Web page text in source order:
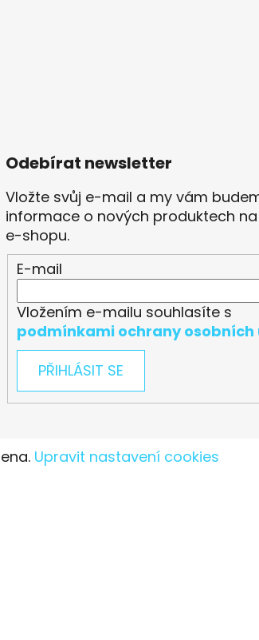
Odebírat newsletter
Vložte svůj e-mail a my vám
informace o nových produktech
e-shopu.
E-mail
Vložením e-mailu souhlasíte s
podmínkami ochrany osobních
PŘIHLÁSIT SE
Upravit nastavení cookies